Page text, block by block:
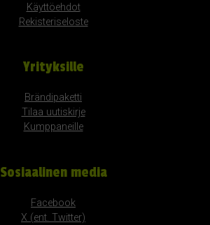
Käyttöehdot
Rekisteriseloste
Yrityksille
Brändipaketti
Tilaa uutiskirje
Kumppaneille
Sosiaalinen media
Facebook
X (ent. Twitter)